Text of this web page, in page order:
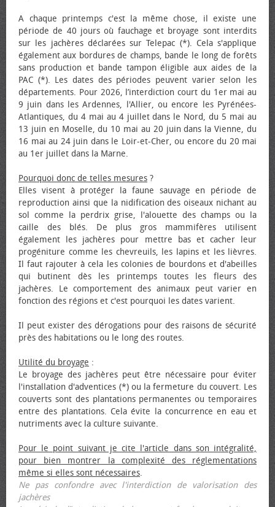
A chaque printemps c'est la même chose, il existe une
période de 40 jours où fauchage et broyage sont interdits
sur les jachères déclarées sur Telepac (*). Cela s'applique
également aux bordures de champs, bande le long de forêts
sans production et bande tampon éligible aux aides de la
PAC (*). Les dates des périodes peuvent varier selon les
départements. Pour 2026, l’interdiction court du 1er mai au
9 juin dans les Ardennes, l'Allier, ou encore les Pyrénées-
Atlantiques, du 4 mai au 4 juillet dans le Nord, du 5 mai au
13 juin en Moselle, du 10 mai au 20 juin dans la Vienne, du
16 mai au 24 juin dans le Loir-et-Cher, ou encore du 20 mai
au 1er juillet dans la Marne.
Pourquoi donc de telles mesures ?
Elles visent à protéger la faune sauvage en période de
reproduction ainsi que la nidification des oiseaux nichant au
sol comme la perdrix grise, l'alouette des champs ou la
caille des blés. De plus gros mammifères utilisent
également les jachères pour mettre bas et cacher leur
progéniture comme les chevreuils, les lapins et les lièvres.
Il faut rajouter à cela les colonies de bourdons et d'abeilles
qui butinent dès les printemps toutes les fleurs des
jachères. Le comportement des animaux peut varier en
fonction des régions et c'est pourquoi les dates varient.
Il peut exister des dérogations pour des raisons de sécurité
près des habitations ou le long des routes.
Utilité du broyage :
Le broyage des jachères peut être nécessaire pour éviter
l'installation d'adventices (*) ou la fermeture du couvert. Les
couverts sont des plantations permanentes ou temporaires
entre des plantations. Cela évite la concurrence en eau et
nutriments avec la culture suivante.
Pour le point suivant je cite l'article dans son intégralité,
pour bien montrer la complexité des réglementations
même si elles sont nécessaires.
Ne pas confondre avec l'interdiction de valorisation des
jachères